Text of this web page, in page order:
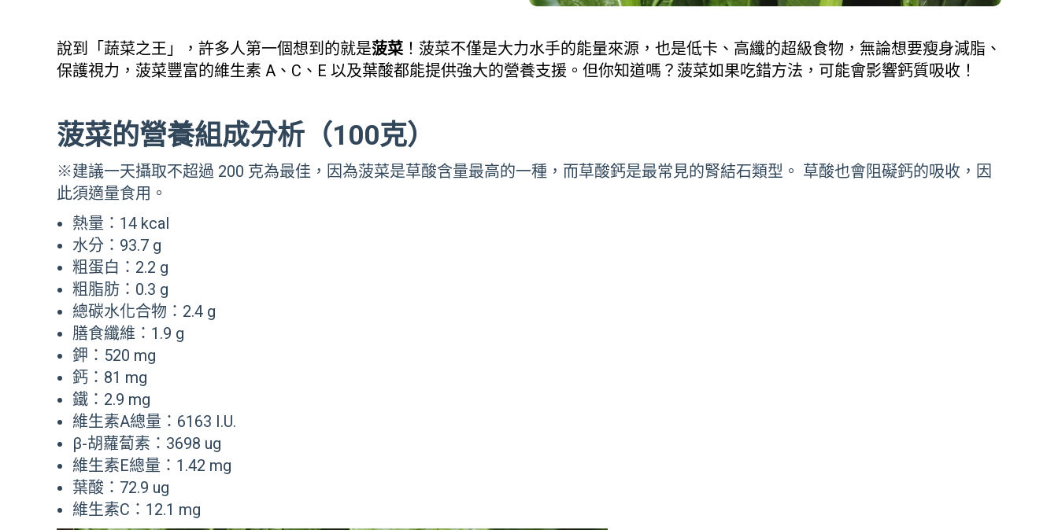
說到「蔬菜之王」，許多人第一個想到的就是菠菜！菠菜不僅是大力水手的能量來源，也是低卡、高纖的超級食物，無論想要瘦身減脂、
保護視力，菠菜豐富的維生素 A、C、E 以及葉酸都能提供強大的營養支援。但你知道嗎？菠菜如果吃錯方法，可能會影響鈣質吸收！
菠菜的營養組成分析（100克）
※建議一天攝取不超過 200 克為最佳，因為菠菜是草酸含量最高的一種，而草酸鈣是最常見的腎結石類型。 草酸也會阻礙鈣的吸收，因
此須適量食用。
熱量：14 kcal
水分：93.7 g
粗蛋白：2.2 g
粗脂肪：0.3 g
總碳水化合物：2.4 g
膳食纖維：1.9 g
鉀：520 mg
鈣：81 mg
鐵：2.9 mg
維生素A總量：6163 I.U.
β-胡蘿蔔素：3698 ug
維生素E總量：1.42 mg
葉酸：72.9 ug
維生素C：12.1 mg